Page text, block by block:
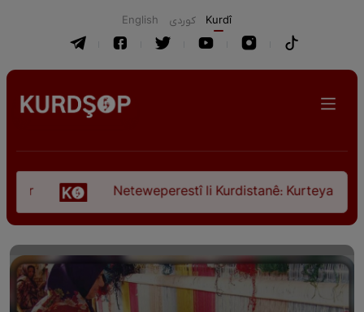
English كوردی Kurdî
Neteweperestî li Kurdistanê: Kurteya